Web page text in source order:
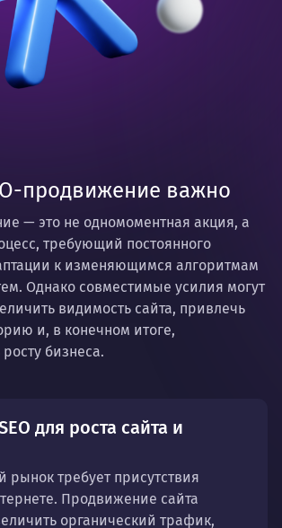
продвижение важно
— это не одномоментная акция, а
требующий постоянного
к изменяющимся алгоритмам
Однако совместимые усилия могут
видимость сайта, привлечь
и, в конечном итоге,
бизнеса.
для роста сайта и
рынок требует присутствия
Продвижение сайта
органический трафик,